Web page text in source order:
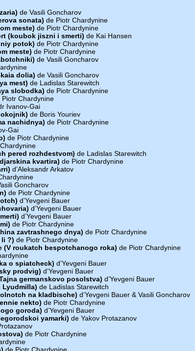
de Vasili Goncharov
sonata) de Piotr Chardynine
meste) de Piotr Chardynine
(koubok jiszni i smerti) de Kai Hansen
potok) de Piotr Chardynine
meste) de Piotr Chardynine
de Vasili Goncharov
dolia) de Vasili Goncharov
mest) de Ladislas Starewitch
slobodka) de Piotr Chardynine
Piotr Chardynine
Ivanov-Gai
de Boris Youriev
nachidnya) de Piotr Chardynine
Gai
de Piotr Chardynine
pered rozhdestvom) de Ladislas Starewitch
kvartira) de Piotr Chardynine
d’Aleksandr Arkatov
Goncharov
de Piotr Chardynine
d’Yevgeni Bauer
d’Yevgeni Bauer
d’Yevgeni Bauer
de Piotr Chardynine
zavtrashnego dnya) de Piotr Chardynine
li ?) de Piotr Chardynine
(V roukatch bespotchanogo roka) de Piotr Chardynine
o spiatcheck) d’Yevgeni Bauer
prodvig) d’Yevgeni Bauer
germanskovo posolstva) d’Yevgeni Bauer
Lyudmilla) de Ladislas Starewitch
na kladbische) d’Yevgeni Bauer & Vasili Goncharov
nekto) de Piotr Chardynine
goroda) d’Yevgeni Bauer
yamarki) de Yakov Protazanov
de Piotr Chardynine